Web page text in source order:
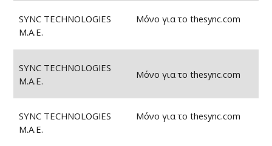
SYNC TECHNOLOGIES
Μ.Α.Ε.
Μόνο για το thesync.com
SYNC TECHNOLOGIES
Μ.Α.Ε.
Μόνο για το thesync.com
SYNC TECHNOLOGIES
Μ.Α.Ε.
Μόνο για το thesync.com